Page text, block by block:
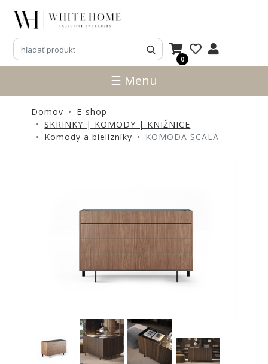
0
3D
NÁVRHY
NOVINKY
PRODUKTY
ZĽAVE
MATRACE
☰ Menu
Domov
E-shop
SKRINKY | KOMODY | KNIŽNICE
Komody a bielizníky
KOMODA SCALA